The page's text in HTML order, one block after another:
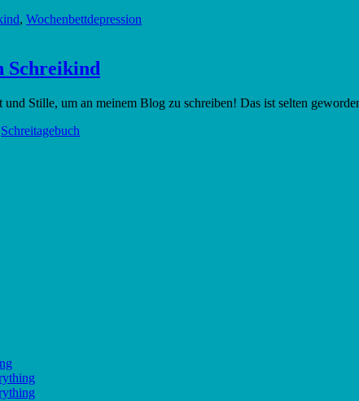
, Wochenbettdepression
Schreikind
Stille, um an meinem Blog zu schreiben! Das ist selten
Schreitagebuch